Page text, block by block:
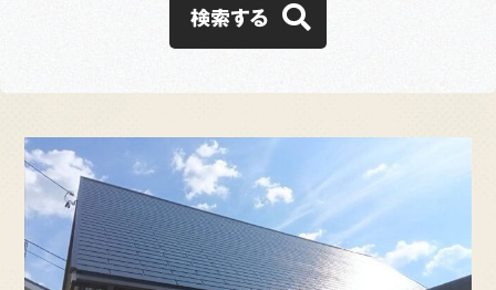
スタッフ紹介
採用情報
ブログ
検索する